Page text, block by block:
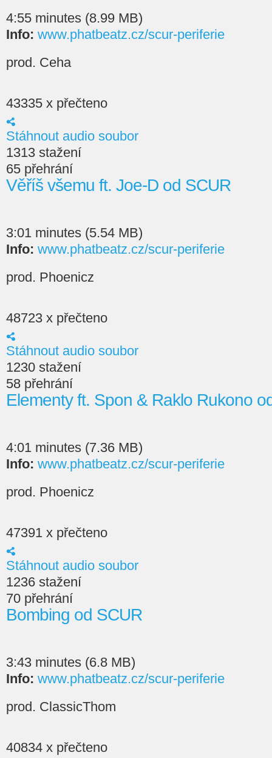
4:55 minutes (8.99 MB)
Info: www.phatbeatz.cz/scur-periferie
prod. Ceha
43335 x přečteno
Stáhnout audio soubor
1313 stažení
65 přehrání
Věříš všemu ft. Joe-D od SCUR
3:01 minutes (5.54 MB)
Info: www.phatbeatz.cz/scur-periferie
prod. Phoenicz
48723 x přečteno
Stáhnout audio soubor
1230 stažení
58 přehrání
Elementy ft. Spon & Raklo Rukono
4:01 minutes (7.36 MB)
Info: www.phatbeatz.cz/scur-periferie
prod. Phoenicz
47391 x přečteno
Stáhnout audio soubor
1236 stažení
70 přehrání
Bombing od SCUR
3:43 minutes (6.8 MB)
Info: www.phatbeatz.cz/scur-periferie
prod. ClassicThom
40834 x přečteno